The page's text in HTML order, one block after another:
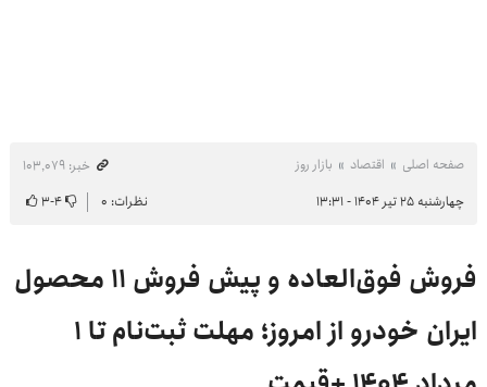
صفحه اصلی اقتصاد بازار روز
خبر: ۱۰۳٬۰۷۹
چهارشنبه ۲۵ تیر ۱۴۰۴ - ۱۳:۳۱
نظرات: ۰ ۴-۳
فروش فوق‌العاده و پیش فروش ۱۱ محصول
ایران خودرو از امروز؛ مهلت ثبت‌نام تا ۱